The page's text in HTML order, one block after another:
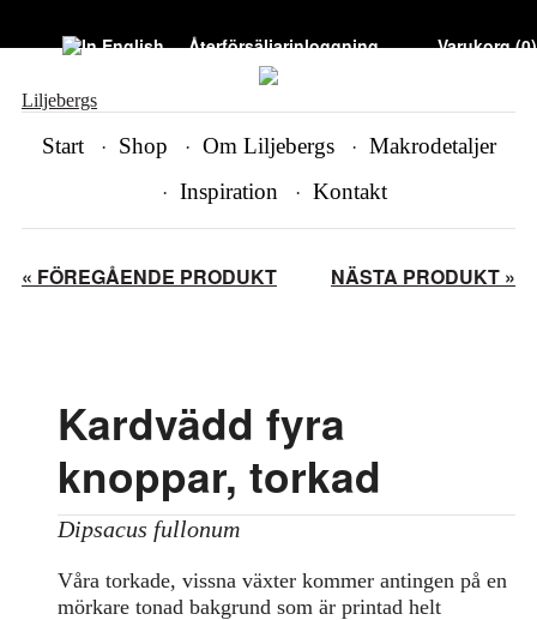
Återförsäljarinloggning Varukorg (0)
Liljebergs
Start Shop Om Liljebergs
Makrodetaljer
Inspiration
Kontakt
« FÖREGÅENDE PRODUKT NÄSTA PRODUKT »
Kardvädd fyra
knoppar, torkad
Dipsacus fullonum
Våra torkade, vissna växter kommer antingen på en
mörkare tonad bakgrund som är printad helt